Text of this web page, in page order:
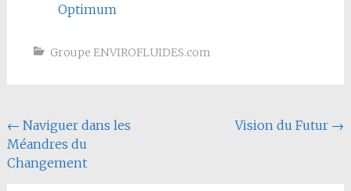
Optimum
Groupe ENVIROFLUIDES.com
Navigation
de
l'article
← Naviguer dans les
Méandres du
Changement
Vision du Futur →